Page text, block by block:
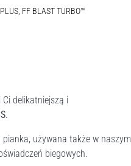
FF BLAST TURBO™
Ci delikatniejszą i
.
używana także w naszym
biegowych.